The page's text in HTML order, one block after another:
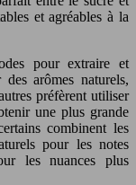
et agréables à la
pour extraire et
arômes naturels,
préfèrent utiliser
une plus grande
combinent les
pour les notes
les nuances plus